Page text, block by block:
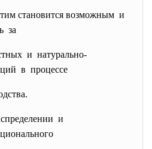
становится возможным и
за
и натурально-
в процессе
и